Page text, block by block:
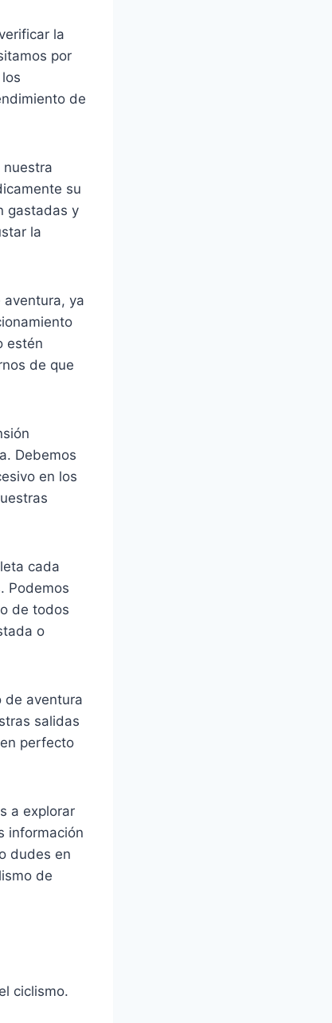
la
por
de
su
gastadas y
la
ya
estén
de que
Debemos
en los
cada
Podemos
de todos
o
de aventura
salidas
perfecto
a explorar
información
dudes en
de
ciclismo.